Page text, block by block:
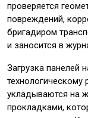
проверяется
повреждений,
бригадиром
и заносится в
Загрузка панелей
укладываются на
прокладками,